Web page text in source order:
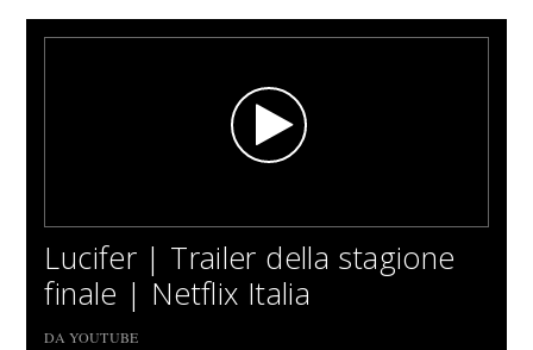
Lucifer | Trailer della stagione
finale | Netflix Italia
DA YOUTUBE